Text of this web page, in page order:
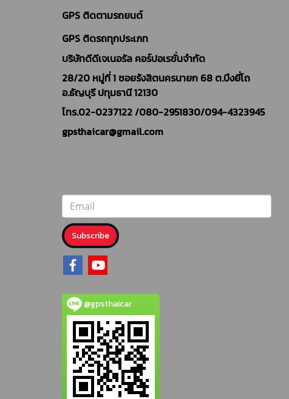
GPS ติดตามรถยนต์
GPS ติดรถทุกประเภท
บริษัทดีดีเจเนอรัล คอร์ปอเรชั่นจำกัด
28/20 หมู่ที่ 1 ซอยรังสิตนครนายก 68 ต.บึงยี่โถ
อ.ธัญบุรี ปทุมธานี 12130
โทร.02-0237122 /080-2951830/094-4323945
gpsthaicar@gmail.com
Subscribe
@gpsthaicar